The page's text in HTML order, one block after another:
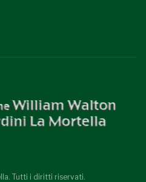
Tutti i diritti riservati.